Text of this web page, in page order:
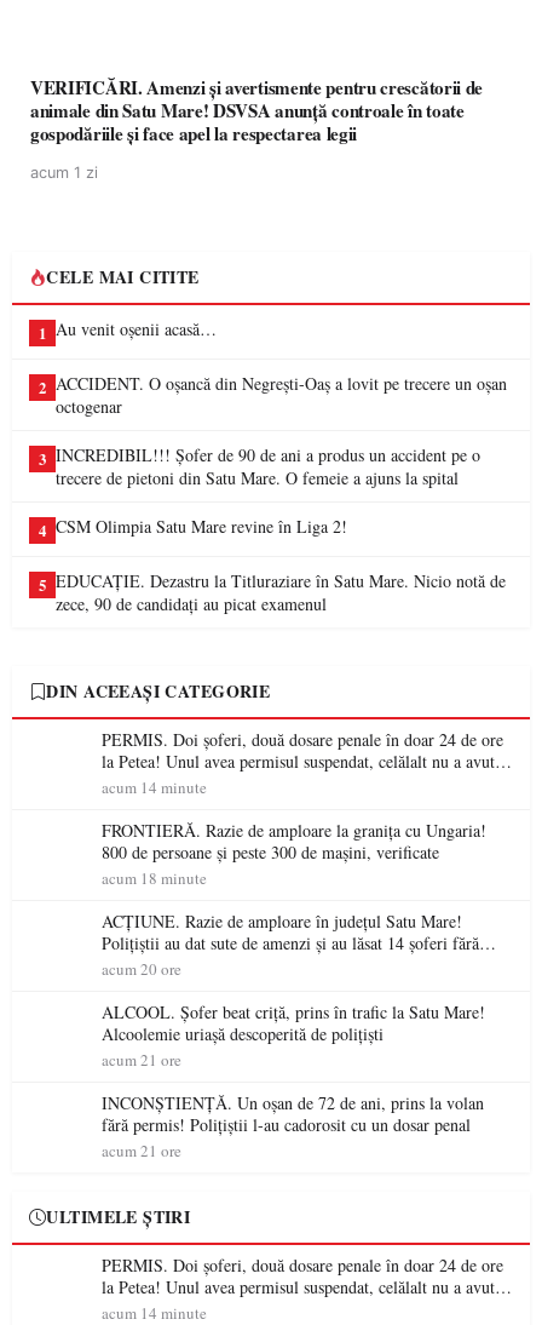
VERIFICĂRI. Amenzi și avertismente pentru crescătorii de
animale din Satu Mare! DSVSA anunță controale în toate
gospodăriile și face apel la respectarea legii
acum 1 zi
CELE MAI CITITE
1 Au venit oșenii acasă…
2 ACCIDENT. O oșancă din Negrești-Oaș a lovit pe trecere un oșan
octogenar
3 INCREDIBIL!!! Șofer de 90 de ani a produs un accident pe o
trecere de pietoni din Satu Mare. O femeie a ajuns la spital
4 CSM Olimpia Satu Mare revine în Liga 2!
5 EDUCAȚIE. Dezastru la Titluraziare în Satu Mare. Nicio notă de
zece, 90 de candidați au picat examenul
DIN ACEEAȘI CATEGORIE
PERMIS. Doi șoferi, două dosare penale în doar 24 de ore
la Petea! Unul avea permisul suspendat, celălalt nu a avut
niciodată permis
acum 14 minute
FRONTIERĂ. Razie de amploare la granița cu Ungaria!
800 de persoane și peste 300 de mașini, verificate
acum 18 minute
ACȚIUNE. Razie de amploare în județul Satu Mare!
Polițiștii au dat sute de amenzi și au lăsat 14 șoferi fără
permis într-o singură zi
acum 20 ore
ALCOOL. Șofer beat criță, prins în trafic la Satu Mare!
Alcoolemie uriașă descoperită de polițiști
acum 21 ore
INCONȘTIENȚĂ. Un oșan de 72 de ani, prins la volan
fără permis! Polițiștii l-au cadorosit cu un dosar penal
acum 21 ore
ULTIMELE ȘTIRI
PERMIS. Doi șoferi, două dosare penale în doar 24 de ore
la Petea! Unul avea permisul suspendat, celălalt nu a avut
niciodată permis
acum 14 minute